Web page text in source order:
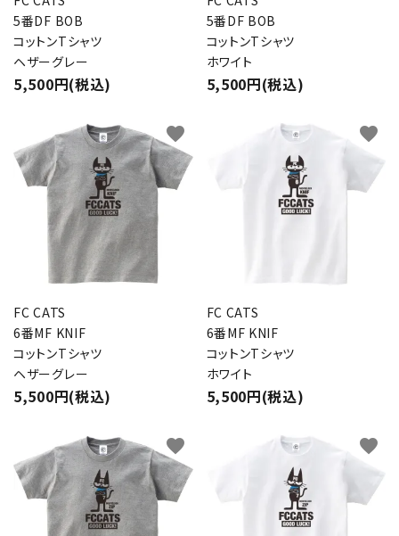
5番DF BOB
コットンTシャツ
ヘザーグレー
5,500円(税込)
5番DF BOB
コットンTシャツ
ホワイト
5,500円(税込)
FC CATS
6番MF KNIF
コットンTシャツ
ヘザーグレー
5,500円(税込)
favorite
FC CATS
6番MF KNIF
コットンTシャツ
ホワイト
5,500円(税込)
favorite
favorite favorite